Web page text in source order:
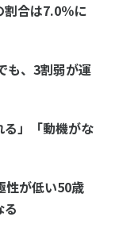
政策の『卵』 ―
割合は7.0％に
も、3割弱が運
」「動機がな
性が低い50歳